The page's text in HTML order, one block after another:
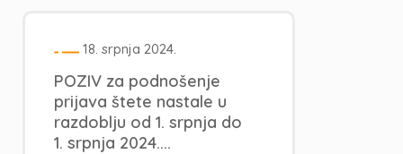
18. srpnja 2024.
POZIV za podnošenje
prijava štete nastale u
razdoblju od 1. srpnja do
1. srpnja 2024....